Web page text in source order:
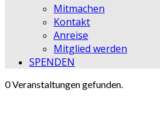
Mitmachen
Kontakt
Anreise
Mitglied werden
SPENDEN
0 Veranstaltungen gefunden.